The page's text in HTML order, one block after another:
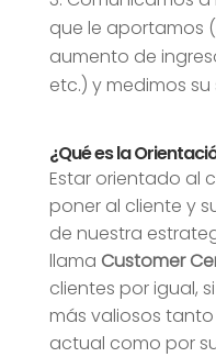
que le aportamos
aumento de
etc.) y medimos
¿Qué es la
Estar orientado al
poner al cliente y
de nuestra
llama Customer
clientes por igual,
más valiosos
actual como por